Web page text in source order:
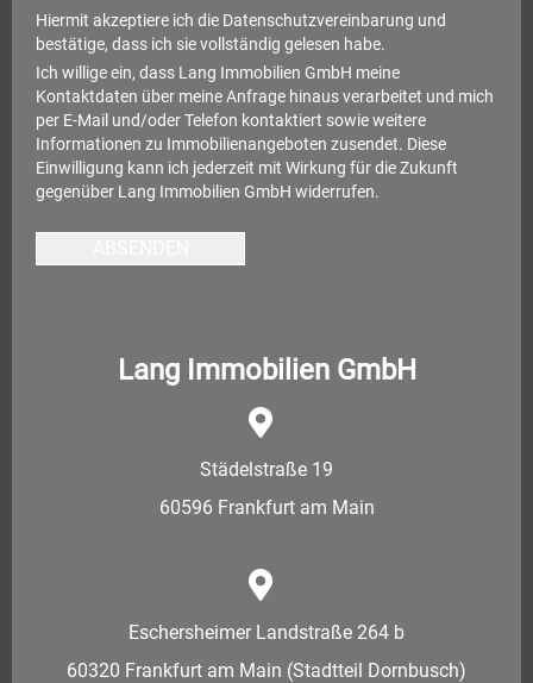
Hiermit akzeptiere ich die Datenschutzvereinbarung und
bestätige, dass ich sie vollständig gelesen habe.
Ich willige ein, dass Lang Immobilien GmbH meine
Kontaktdaten über meine Anfrage hinaus verarbeitet und mich
per E-Mail und/oder Telefon kontaktiert sowie weitere
Informationen zu Immobilienangeboten zusendet. Diese
Einwilligung kann ich jederzeit mit Wirkung für die Zukunft
gegenüber Lang Immobilien GmbH widerrufen.
Lang Immobilien GmbH
Städelstraße 19
60596 Frankfurt am Main
Eschersheimer Landstraße 264 b
60320 Frankfurt am Main (Stadtteil Dornbusch)